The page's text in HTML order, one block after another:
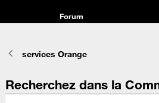
Forum
services Orange
Recherchez dans la